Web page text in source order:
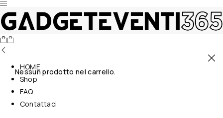
Nessun prodotto nel carrello.
HOME
Shop
FAQ
Contattaci